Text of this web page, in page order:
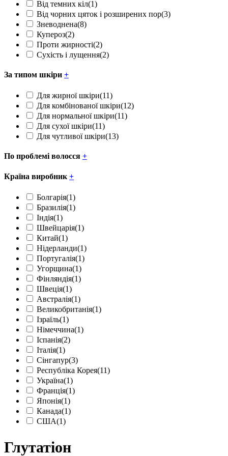
Від темних кіл(1)
Від чорних цяток і розширених пор(3)
Зневоднена(8)
Купероз(2)
Проти жирності(2)
Сухість і лущення(2)
За типом шкіри +
Для жирної шкіри(11)
Для комбінованої шкіри(12)
Для нормальної шкіри(11)
Для сухої шкіри(11)
Для чутливої шкіри(13)
По проблемі волосся +
Країна виробник +
Болгарія(1)
Бразилія(1)
Індія(1)
Швейцарія(1)
Китай(1)
Нідерланди(1)
Португалія(1)
Угорщина(1)
Фінляндія(1)
Швеція(1)
Австралія(1)
Великобританія(1)
Ізраїль(1)
Німеччина(1)
Іспанія(2)
Італія(1)
Сінгапур(3)
Республіка Корея(11)
Україна(1)
Франція(1)
Японія(1)
Канада(1)
США(1)
Глутатіон